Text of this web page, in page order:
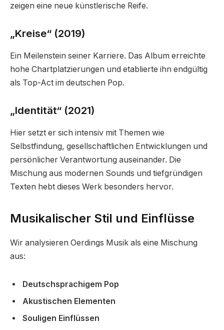
zeigen eine neue künstlerische Reife.
„Kreise“ (2019)
Ein Meilenstein seiner Karriere. Das Album erreichte
hohe Chartplatzierungen und etablierte ihn endgültig
als Top-Act im deutschen Pop.
„Identität“ (2021)
Hier setzt er sich intensiv mit Themen wie
Selbstfindung, gesellschaftlichen Entwicklungen und
persönlicher Verantwortung auseinander. Die
Mischung aus modernen Sounds und tiefgründigen
Texten hebt dieses Werk besonders hervor.
Musikalischer Stil und Einflüsse
Wir analysieren Oerdings Musik als eine Mischung
aus:
Deutschsprachigem Pop
Akustischen Elementen
Souligen Einflüssen